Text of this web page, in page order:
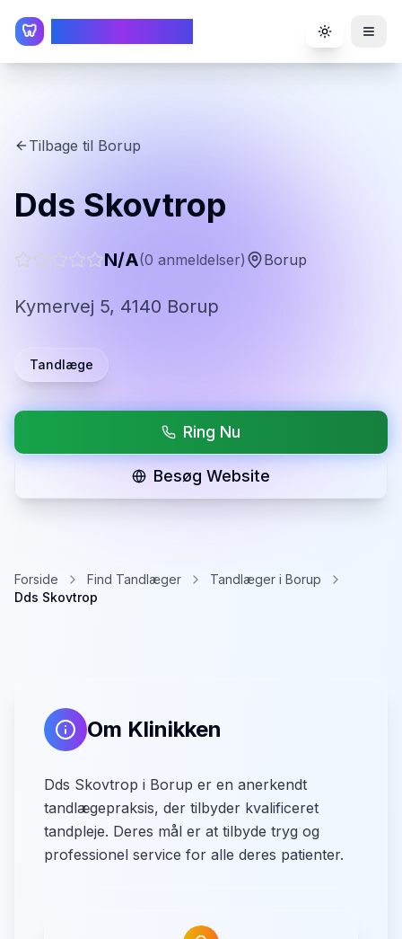
🦷 Toggle
Tilbage til Borup
Dds Skovtrop
N/A(0 anmeldelser) Borup
Kymervej 5, 4140 Borup
Tandlæge
Ring Nu
Besøg Website
Forside Find Tandlæger
Tandlæger i Borup
Dds Skovtrop
Om Klinikken
Dds Skovtrop i Borup er en anerkendt
tandlægepraksis, der tilbyder kvalificeret
tandpleje. Deres mål er at tilbyde tryg og
professionel service for alle deres patienter.